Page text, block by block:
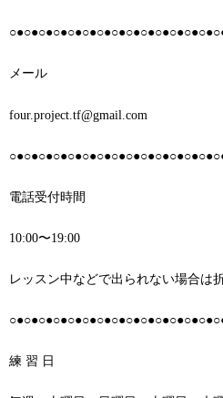
メール
four.project.tf@gmail.com
電話受付時間
10:00〜19:00
レッスン中などで出られない場合は
練 習 日